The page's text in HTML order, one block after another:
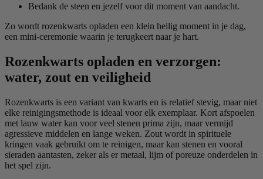
Bedank de steen en jezelf voor dit moment van aandacht.
Zo wordt rozenkwarts opladen een klein heilig moment in je dag,
een mini-ceremonie waarin je terugkeert naar je hart.
Rozenkwarts opladen en verzorgen:
water, zout en veiligheid
Rozenkwarts is een variant van kwarts en is relatief stevig, maar niet
elke reinigingsmethode is ideaal voor elk exemplaar. Kort afspoelen
met lauw water kan voor veel stenen prima zijn, maar vermijd
agressieve middelen en lange weken. Zout wordt in spirituele
kringen vaak gebruikt om te reinigen, maar kan stenen en vooral
sieraden aantasten, zeker als er metaal, lijm of poreuze onderdelen in
het spel zijn.